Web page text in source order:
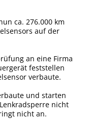
ca. 276.000 km
auf der
an eine Firma
feststellen
verbaute.
und starten
nicht
nicht an.